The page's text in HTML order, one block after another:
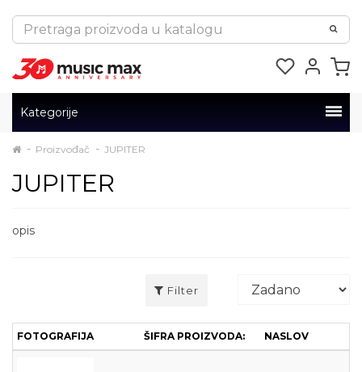
Kategorije
Proizvođač JUPITER
JUPITER
opis
Filter
FOTOGRAFIJA ŠIFRA PROIZVODA: NASLOV